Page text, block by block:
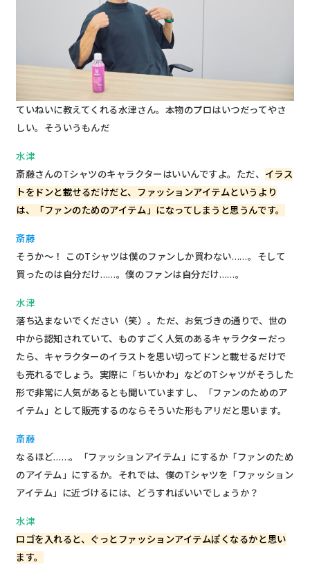
ていねいに教えてくれる水津さん。本物のプロはいつだってやさ
しい。そういうもんだ
水津
斎藤さんのTシャツのキャラクターはいいんですよ。ただ、 イラス
トをドンと載せるだけだと、ファッションアイテムというより
は、「ファンのためのアイテム」になってしまうと思うんです。
斎藤
そうか～！ このTシャツは僕のファンしか買わない……。そして
買ったのは自分だけ……。僕のファンは自分だけ……。
水津
落ち込まないでください（笑）。ただ、お気づきの通りで、世の
中から認知されていて、ものすごく人気のあるキャラクターだっ
たら、キャラクターのイラストを思い切ってドンと載せるだけで
も売れるでしょう。実際に「ちいかわ」などのTシャツがそうした
形で非常に人気があるとも聞いていますし、「ファンのためのア
イテム」として販売するのならそういた形もアリだと思います。
斎藤
なるほど……。「ファッションアイテム」にするか「ファンのため
のアイテム」にするか。それでは、僕のTシャツを「ファッション
アイテム」に近づけるには、どうすればいいでしょうか？
水津
ロゴを入れると、ぐっとファッションアイテムぽくなるかと思い
ます。